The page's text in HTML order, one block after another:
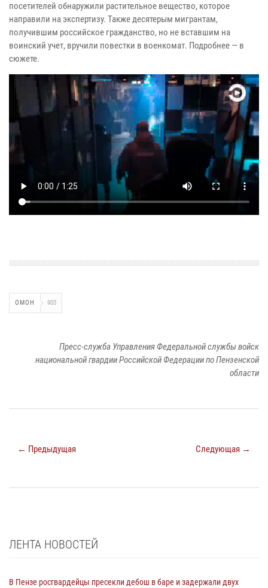
посетителей обнаружили растительное вещество, которое
направили на экспертизу. Также десятерым мигрантам,
получившим российское гражданство, но не вставшим на
воинский учет, вручили повестки в военкомат. Подробнее — в
сюжете.
ОМОН 903
Пресс-служба Управления Федеральной службы войск
национальной гвардии Российской Федерации по Пензенской
области
← Предыдущая Следующая →
ЛЕНТА НОВОСТЕЙ
В Пензе росгвардейцы пресекли дебош в баре и задержали двух